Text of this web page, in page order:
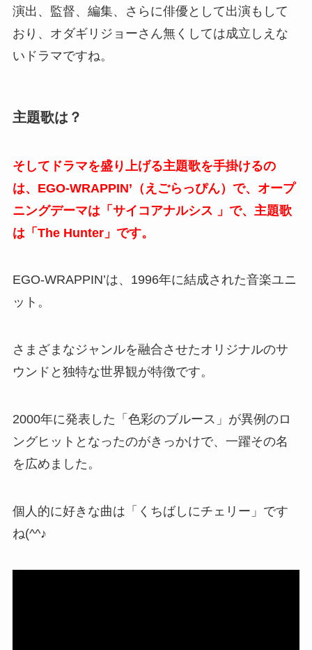
演出、監督、編集、さらに俳優として出演もして
おり、オダギリジョーさん無くしては成立しえな
いドラマですね。
主題歌は？
そしてドラマを盛り上げる主題歌を手掛けるの
は、EGO-WRAPPIN’（えごらっぴん）で、オープ
ニングデーマは「サイコアナルシス 」で、主題歌
は「The Hunter」です。
EGO-WRAPPIN’は、1996年に結成された音楽ユニ
ット。
さまざまなジャンルを融合させたオリジナルのサ
ウンドと独特な世界観が特徴です。
2000年に発表した「色彩のブルース」が異例のロ
ングヒットとなったのがきっかけで、一躍その名
を広めました。
個人的に好きな曲は「くちばしにチェリー」です
ね(^^♪